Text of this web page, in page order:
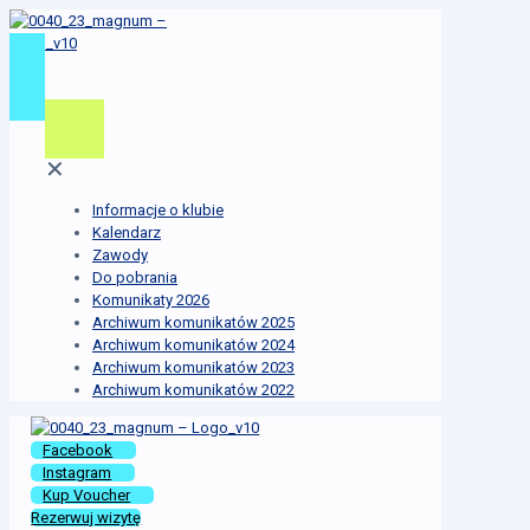
✕
Informacje o klubie
Kalendarz
Zawody
Do pobrania
Komunikaty 2026
Archiwum komunikatów 2025
Archiwum komunikatów 2024
Archiwum komunikatów 2023
Archiwum komunikatów 2022
Facebook
Instagram
Kup Voucher
Rezerwuj wizytę